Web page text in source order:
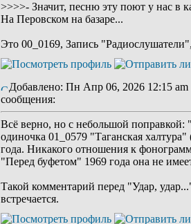
>>>>- Значит, песню эту поют у нас в
На Перовском на базаре...
Это 00_0169, Запись
Добавлено: Пн Апр 06, 2026 12:15 am
сообщения:
Всё верно, но с небольшой поправкой:
одиночка 01_0579 "Таганская
года. Никакого отношения к
"Перед буфетом" 1969 года она не
Такой комментарий перед "Удар,
встречается.